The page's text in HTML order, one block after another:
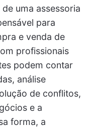
uma assessoria
para
e venda de
profissionais
podem contar
análise
de conflitos,
e a
forma, a